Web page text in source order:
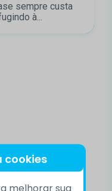
sempre custa
à...
o que
estes
cookies
melhorar sua